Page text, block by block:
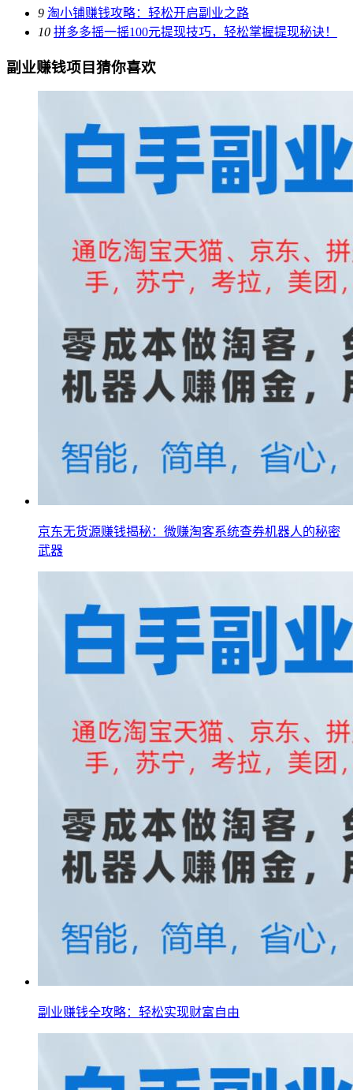
9 淘小铺赚钱攻略：轻松开启副业之路
10 拼多多摇一摇100元提现技巧，轻松掌握提现秘诀！
副业赚钱项目猜你喜欢
京东无货源赚钱揭秘：微赚淘客系统查券机器人的秘密
武器
副业赚钱全攻略：轻松实现财富自由